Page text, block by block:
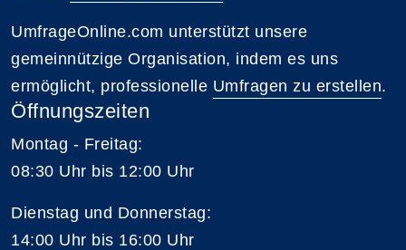
UmfrageOnline.com unterstützt unsere
gemeinnützige Organisation, indem es uns
ermöglicht, professionelle Umfragen zu erstellen.
Öffnungszeiten
Montag - Freitag:
08:30 Uhr bis 12:00 Uhr
Dienstag und Donnerstag:
14:00 Uhr bis 16:00 Uhr